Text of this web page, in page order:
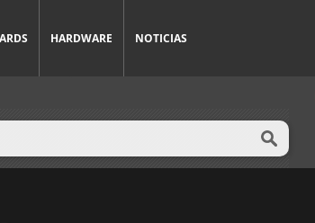
HARDWARE NOTICIAS